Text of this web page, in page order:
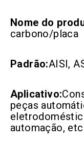
Nome do
carbono/placa
Padrão:AISI,
Aplicativo:
peças
automação,